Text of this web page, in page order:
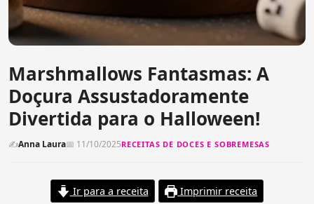
Marshmallows Fantasmas: A
Doçura Assustadoramente
Divertida para o Halloween!
✍Anna Laura📅 11/10/2025RECEITAS DE DOCES E SOBREMESAS
Ir para a receita Imprimir receita